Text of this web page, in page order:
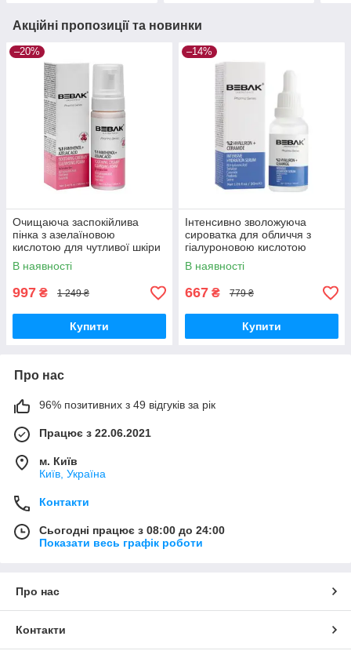
Акційні пропозиції та новинки
–20%
Очищаюча заспокійлива
пінка з азелаїновою
кислотою для чутливої шкіри
Bebak Pharma, 160 мл
В наявності
997 ₴ 1 249 ₴
Купити
–14%
Інтенсивно зволожуюча
сироватка для обличчя з
гіалуроновою кислотою
Bebak Pharma, 30 мл
В наявності
667 ₴ 779 ₴
Купити
Про нас
96% позитивних з 49 відгуків за рік
Працює з 22.06.2021
м. Київ
Київ, Україна
Контакти
Сьогодні працює з 08:00 до 24:00
Показати весь графік роботи
Про нас
Контакти